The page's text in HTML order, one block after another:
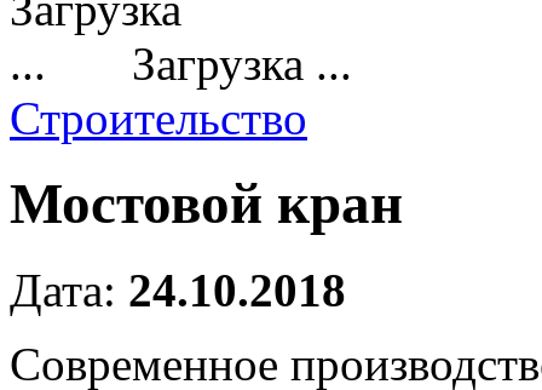
Загрузка ...
Строительство
Мостовой кран
Дата: 24.10.2018
Современное